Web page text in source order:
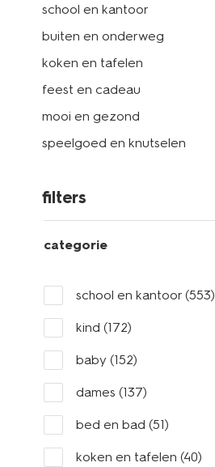
school en kantoor
buiten en onderweg
koken en tafelen
feest en cadeau
mooi en gezond
speelgoed en knutselen
filters
categorie
school en kantoor (553)
kind (172)
baby (152)
dames (137)
bed en bad (51)
koken en tafelen (40)